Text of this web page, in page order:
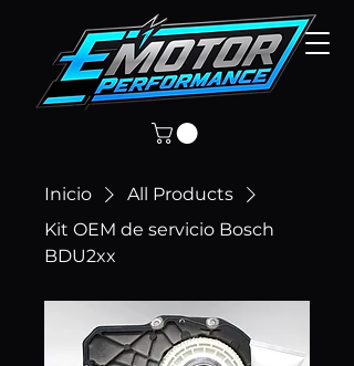
Inicio
All Products
Kit OEM de servicio Bosch
BDU2xx